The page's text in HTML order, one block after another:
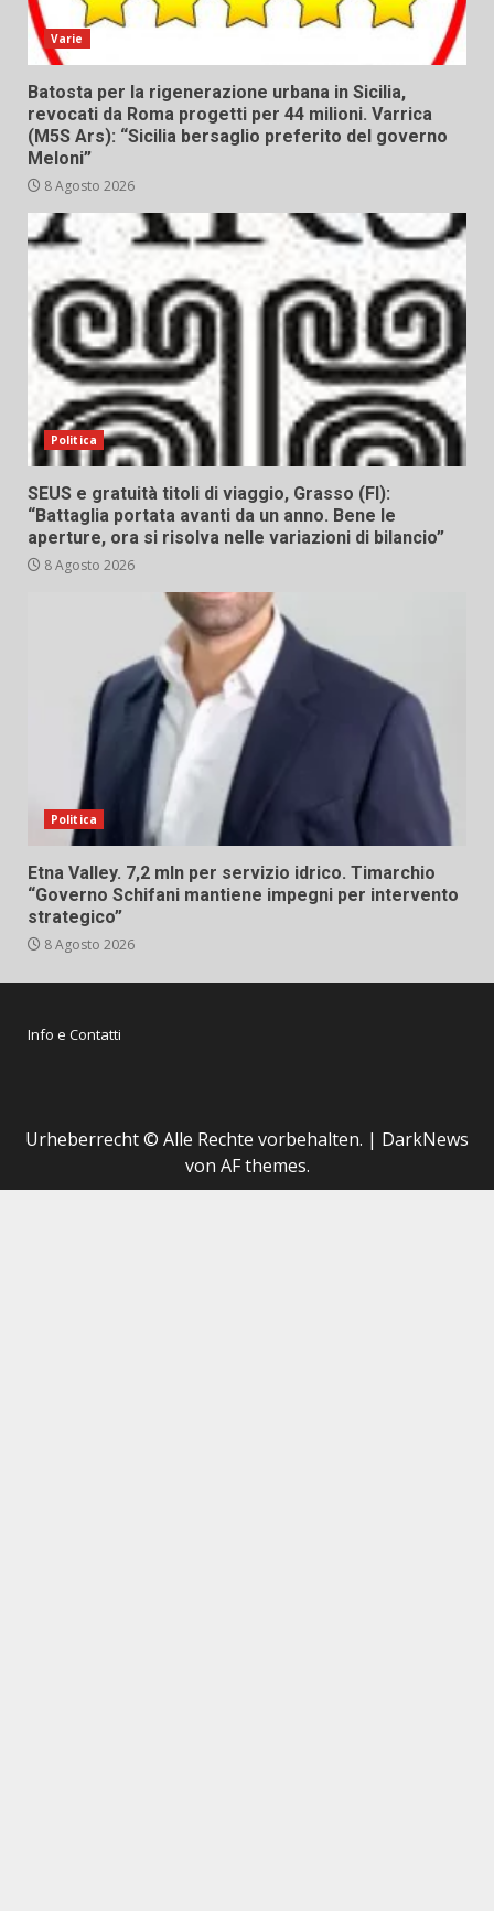
Varie
Batosta per la rigenerazione urbana in Sicilia,
revocati da Roma progetti per 44 milioni. Varrica
(M5S Ars): “Sicilia bersaglio preferito del governo
Meloni”
8 Agosto 2026
Politica
SEUS e gratuità titoli di viaggio, Grasso (FI):
“Battaglia portata avanti da un anno. Bene le
aperture, ora si risolva nelle variazioni di bilancio”
8 Agosto 2026
Politica
Etna Valley. 7,2 mln per servizio idrico. Timarchio
“Governo Schifani mantiene impegni per intervento
strategico”
8 Agosto 2026
Info e Contatti
Urheberrecht © Alle Rechte vorbehalten. | DarkNews
von AF themes.